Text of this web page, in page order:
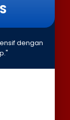
dengan